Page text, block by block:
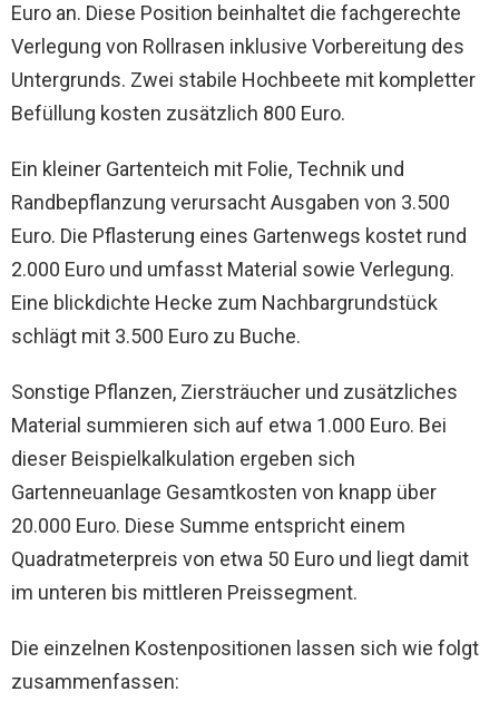
Euro an. Diese Position beinhaltet die fachgerechte
Verlegung von Rollrasen inklusive Vorbereitung des
Untergrunds. Zwei stabile Hochbeete mit kompletter
Befüllung kosten zusätzlich 800 Euro.
Ein kleiner Gartenteich mit Folie, Technik und
Randbepflanzung verursacht Ausgaben von 3.500
Euro. Die Pflasterung eines Gartenwegs kostet rund
2.000 Euro und umfasst Material sowie Verlegung.
Eine blickdichte Hecke zum Nachbargrundstück
schlägt mit 3.500 Euro zu Buche.
Sonstige Pflanzen, Ziersträucher und zusätzliches
Material summieren sich auf etwa 1.000 Euro. Bei
dieser Beispielkalkulation ergeben sich
Gartenneuanlage Gesamtkosten von knapp über
20.000 Euro. Diese Summe entspricht einem
Quadratmeterpreis von etwa 50 Euro und liegt damit
im unteren bis mittleren Preissegment.
Die einzelnen Kostenpositionen lassen sich wie folgt
zusammenfassen: